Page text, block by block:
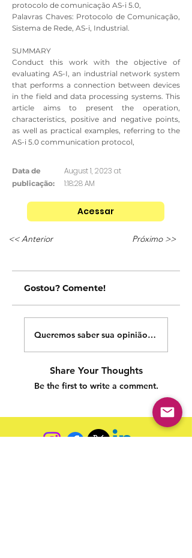
protocolo de comunicação AS-i 5.0,
Palavras Chaves: Protocolo de Comunicação,
Sistema de Rede, AS-i, Industrial.
SUMMARY
Conduct this work with the objective of
evaluating AS-I, an industrial network system
that performs a connection between devices
in the field and data processing systems. This
article aims to present the operation,
characteristics, positive and negative points,
as well as practical examples, referring to the
AS-i 5.0 communication protocol,
Data de
publicação:
August 1, 2023 at
1:18:28 AM
Acessar
<< Anterior Próximo >>
Gostou? Comente!
Queremos saber sua opinião sobre
Share Your Thoughts
Be the first to write a comment.